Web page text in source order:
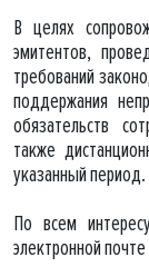
В целях
эмитентов,
требований
поддержания
обязательств
также
указанный период.
По всем
электронной